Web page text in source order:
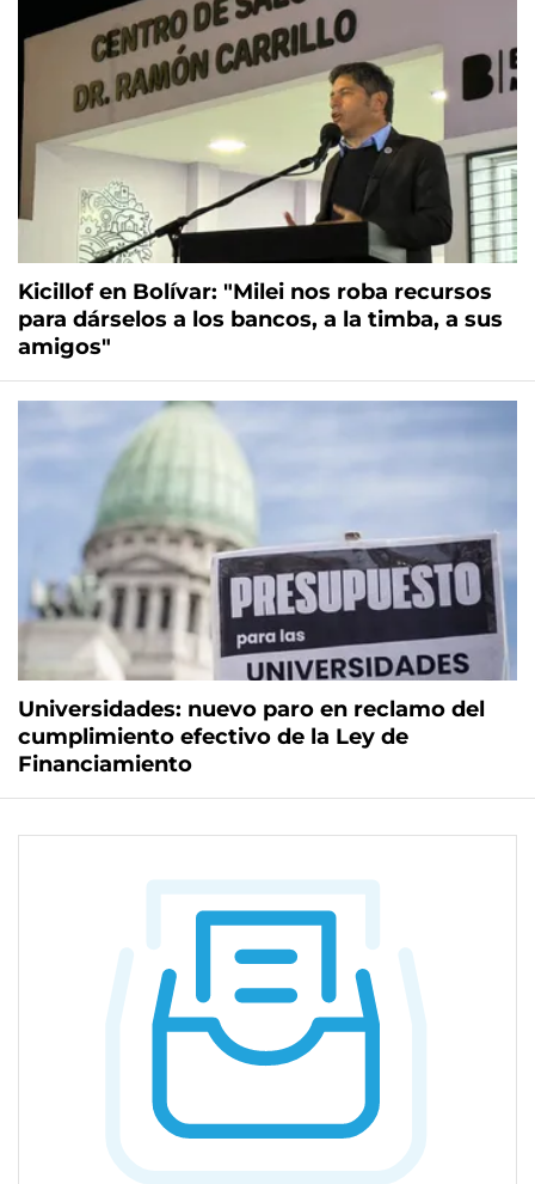
Kicillof en Bolívar: "Milei nos roba recursos
para dárselos a los bancos, a la timba, a sus
amigos"
Universidades: nuevo paro en reclamo del
cumplimiento efectivo de la Ley de
Financiamiento